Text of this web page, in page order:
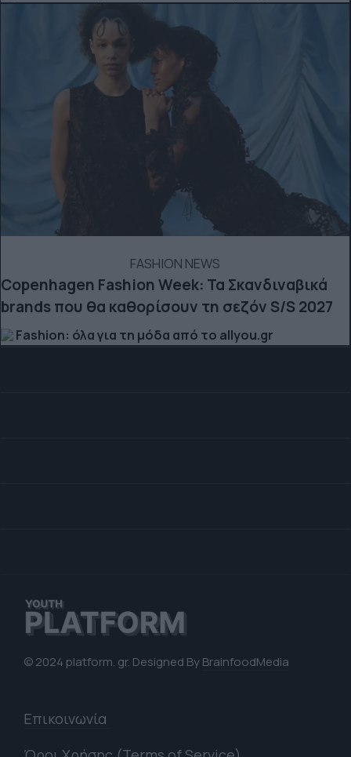
FASHION NEWS
Copenhagen Fashion Week: Τα Σκανδιναβικά
brands που θα καθορίσουν τη σεζόν S/S 2027
Fashion: όλα για τη μόδα από το allyou.gr
© 2024 platform. gr. Designed ByBrainfoodMedia
Επικοινωνία